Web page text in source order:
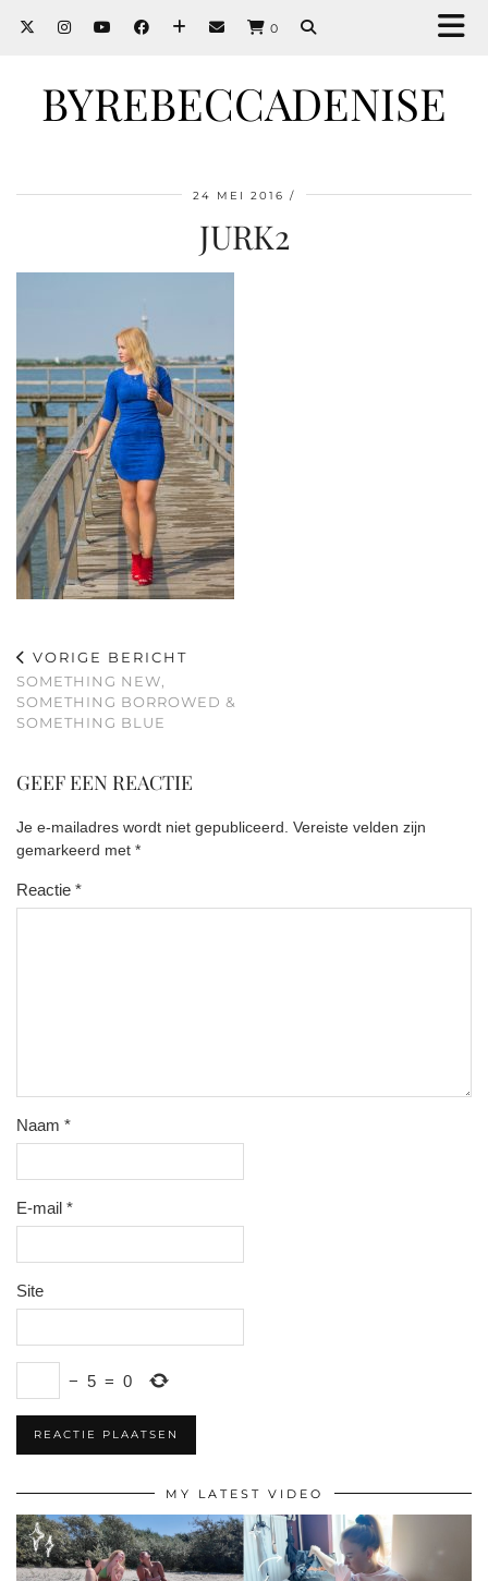
0
BYREBECCADENISE
24 MEI 2016
JURK2
VORIGE BERICHT
SOMETHING NEW,
SOMETHING BORROWED &
SOMETHING BLUE
GEEF EEN REACTIE
Je e-mailadres wordt niet gepubliceerd. Vereiste velden zijn
gemarkeerd met *
Reactie *
Naam *
E-mail *
Site
− 5 = 0
MY LATEST VIDEO